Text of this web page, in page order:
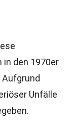
den 1970er
Unfälle